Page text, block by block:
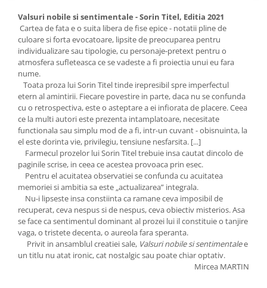
Valsuri nobile si sentimentale - Sorin Titel, Editia 2021
Cartea de fata e o suita libera de fise epice - notatii pline de
culoare si forta evocatoare, lipsite de preocuparea pentru
individualizare sau tipologie, cu personaje-pretext pentru o
atmosfera sufleteasca ce se vadeste a fi proiectia unui eu fara
nume.
Toata proza lui Sorin Titel tinde irepresibil spre imperfectul
etern al amintirii. Fiecare povestire in parte, daca nu se confunda
cu o retrospectiva, este o asteptare a ei infiorata de placere. Ceea
ce la multi autori este prezenta intamplatoare, necesitate
functionala sau simplu mod de a fi, intr-un cuvant - obisnuinta, la
el este dorinta vie, privilegiu, tensiune nesfarsita. [...]
Farmecul prozelor lui Sorin Titel trebuie insa cautat dincolo de
paginile scrise, in ceea ce acestea provoaca prin esec.
Pentru el acuitatea observatiei se confunda cu acuitatea
memoriei si ambitia sa este „actualizarea” integrala.
Nu-i lipseste insa constiinta ca ramane ceva imposibil de
recuperat, ceva nespus si de nespus, ceva obiectiv misterios. Asa
se face ca sentimentul dominant al prozei lui il constituie o tanjire
vaga, o tristete decenta, o aureola fara speranta.
Privit in ansamblul creatiei sale, Valsuri nobile si sentimentalee
un titlu nu atat ironic, cat nostalgic sau poate chiar optativ.
Mircea MARTIN